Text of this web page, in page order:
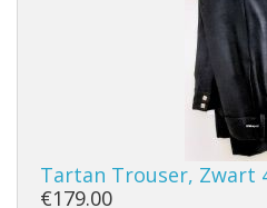
Tartan Trouser, Zwart
€179.00